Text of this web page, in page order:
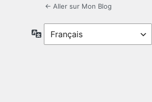
← Aller sur Mon Blog
Langue